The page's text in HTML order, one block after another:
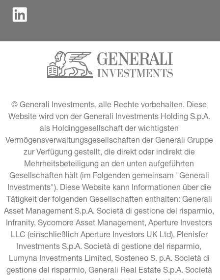
© Generali Investments, alle Rechte vorbehalten. Diese
Website wird von der Generali Investments Holding S.p.A.
als Holdinggesellschaft der wichtigsten
Vermögensverwaltungsgesellschaften der Generali Gruppe
zur Verfügung gestellt, die direkt oder indirekt die
Mehrheitsbeteiligung an den unten aufgeführten
Gesellschaften hält (im Folgenden gemeinsam "Generali
Investments"). Diese Website kann Informationen über die
Tätigkeit der folgenden Gesellschaften enthalten: Generali
Asset Management S.p.A. Società di gestione del risparmio,
Infranity, Sycomore Asset Management, Aperture Investors
LLC (einschließlich Aperture Investors UK Ltd), Plenisfer
Investments S.p.A. Società di gestione del risparmio,
Lumyna Investments Limited, Sosteneo S. p.A. Società di
gestione del risparmio, Generali Real Estate S.p.A. Società